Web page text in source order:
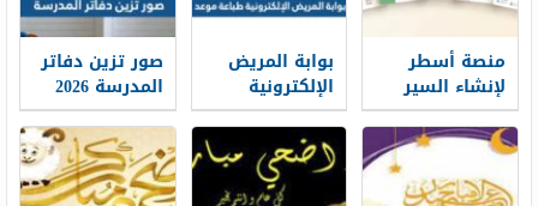
منصة أسطر
لإنشاء السير
الذاتية: حين
تتحول الخبرات
إلى حكاية
مهنية واضحة
بوابة المريض
الإلكترونية
طباعة موعد
والتسجيل فيه
1448
صور تزين دفاتر
المدرسة 2026